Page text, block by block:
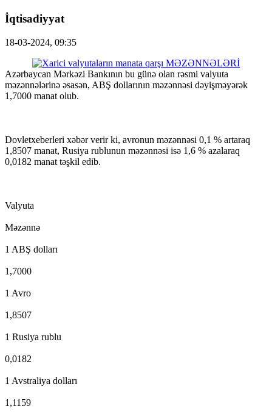
İqtisadiyyat
18-03-2024, 09:35
Azərbaycan Mərkəzi Bankının bu günə olan rəsmi valyuta
məzənnələrinə əsasən, ABŞ dollarının məzənnəsi dəyişməyərək
1,7000 manat olub.
Dovletxeberleri xəbər verir ki, avronun məzənnəsi 0,1 % artaraq
1,8507 manat, Rusiya rublunun məzənnəsi isə 1,6 % azalaraq
0,0182 manat təşkil edib.
Valyuta
Məzənnə
1 ABŞ dolları
1,7000
1 Avro
1,8507
1 Rusiya rublu
0,0182
1 Avstraliya dolları
1,1159